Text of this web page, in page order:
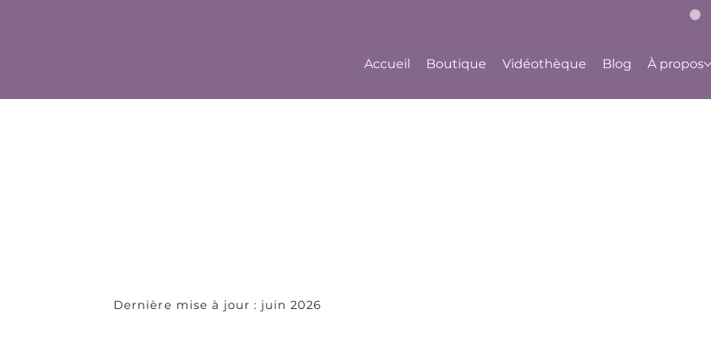
Accueil Boutique Vidéothèque Blog À propos
Dernière mise à jour : juin 2026